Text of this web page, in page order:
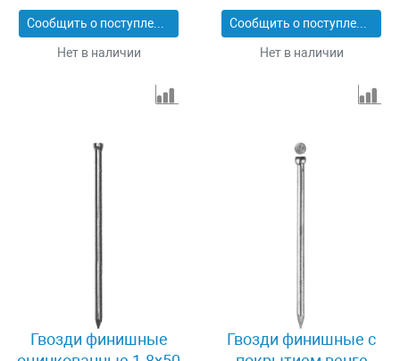
Сообщить о поступлении
Нет в наличии
Сообщить о поступлении
Нет в наличии
Гвозди финишные
Гвозди финишные с